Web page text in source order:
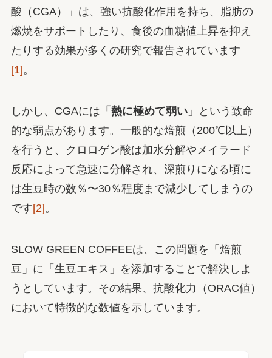
酸（CGA）」は、強い抗酸化作用を持ち、脂肪の
燃焼をサポートしたり、食後の血糖値上昇を抑え
たりする効果が多くの研究で報告されています
[1]。
しかし、CGAには 「熱に極めて弱い」
という致命
的な弱点があります。一般的な焙煎（200℃以上）
を行うと、クロロゲン酸は加水分解やメイラード
反応によって急速に分解され、深煎りになる頃に
は生豆時の数％〜30％程度まで減少してしまうの
です[2]。
SLOW GREEN COFFEEは、この問題を「焙煎
豆」に「生豆エキス」を添加することで解決しよ
うとしています。その結果、抗酸化力（ORAC値）
において特徴的な数値を示しています。